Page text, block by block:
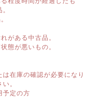
がある中古品。
態が悪いもの。
在庫の確認が必要になり
。
予定の方